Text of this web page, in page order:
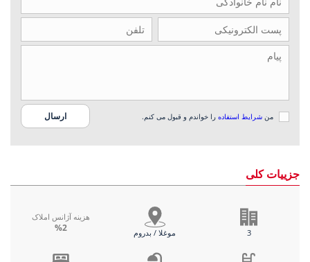
من شرایط استفاده را خواندم و قبول می کنم.
جزییات کلی
هزینه آژانس املاک
%2 موغلا / بدروم 3